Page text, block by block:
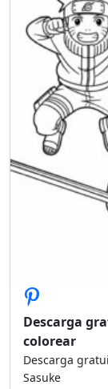
Descarga
colorear
Descarga
Sasuke